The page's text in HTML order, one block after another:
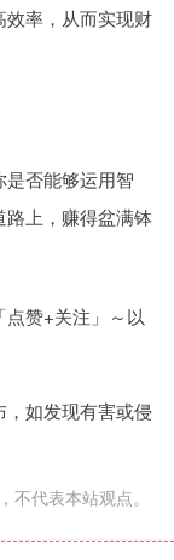
效率，从而实现财
否能够运用智
上，赚得盆满钵
赞+关注」～以
如发现有害或侵
不代表本站观点。